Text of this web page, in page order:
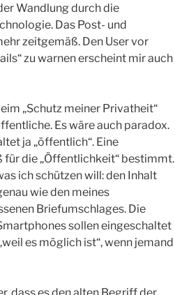
Wandlung durch die
Das Post- und
zeitgemäß. Den User vor
zu warnen erscheint mir auch
„Schutz meiner Privatheit“
Es wäre auch paradox.
ja „öffentlich“. Eine
die „Öffentlichkeit“ bestimmt.
ich schützen will: den Inhalt
wie den meines
Briefumschlages. Die
sollen eingeschaltet
es möglich ist“, wenn jemand